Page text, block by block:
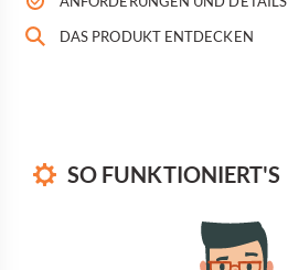
DAS PRODUKT ENTDECKEN
SO FUNKTIONIERT'S